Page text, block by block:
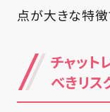
点が大きな特徴
チャット
べきリス